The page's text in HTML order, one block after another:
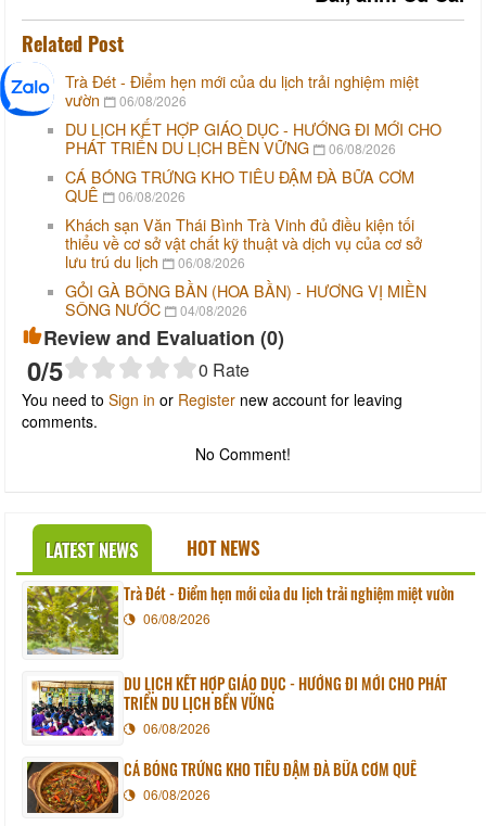
Related Post
Trà Đét - Điểm hẹn mới của du lịch trải nghiệm miệt
vườn
06/08/2026
DU LỊCH KẾT HỢP GIÁO DỤC - HƯỚNG ĐI MỚI CHO
PHÁT TRIỂN DU LỊCH BỀN VỮNG
06/08/2026
CÁ BÓNG TRỨNG KHO TIÊU ĐẬM ĐÀ BỮA CƠM
QUÊ
06/08/2026
Khách sạn Văn Thái Bình Trà Vinh đủ điều kiện tối
thiểu về cơ sở vật chất kỹ thuật và dịch vụ của cơ sở
lưu trú du lịch
06/08/2026
GỎI GÀ BÔNG BẦN (HOA BẦN) - HƯƠNG VỊ MIỀN
SÔNG NƯỚC
04/08/2026
Review and Evaluation (0)
0/5 0 Rate
You need to Sign in or Register new account for leaving
comments.
No Comment!
LATEST NEWS HOT NEWS
Trà Đét - Điểm hẹn mới của du lịch trải nghiệm miệt vườn
06/08/2026
DU LỊCH KẾT HỢP GIÁO DỤC - HƯỚNG ĐI MỚI CHO PHÁT
TRIỂN DU LỊCH BỀN VỮNG
06/08/2026
CÁ BÓNG TRỨNG KHO TIÊU ĐẬM ĐÀ BỮA CƠM QUÊ
06/08/2026